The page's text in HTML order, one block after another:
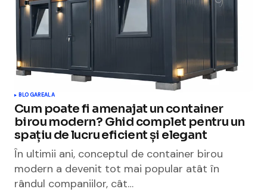
BLOGAREALA
Cum poate fi amenajat un container
birou modern? Ghid complet pentru un
spațiu de lucru eficient și elegant
În ultimii ani, conceptul de container birou
modern a devenit tot mai popular atât în
rândul companiilor, cât…